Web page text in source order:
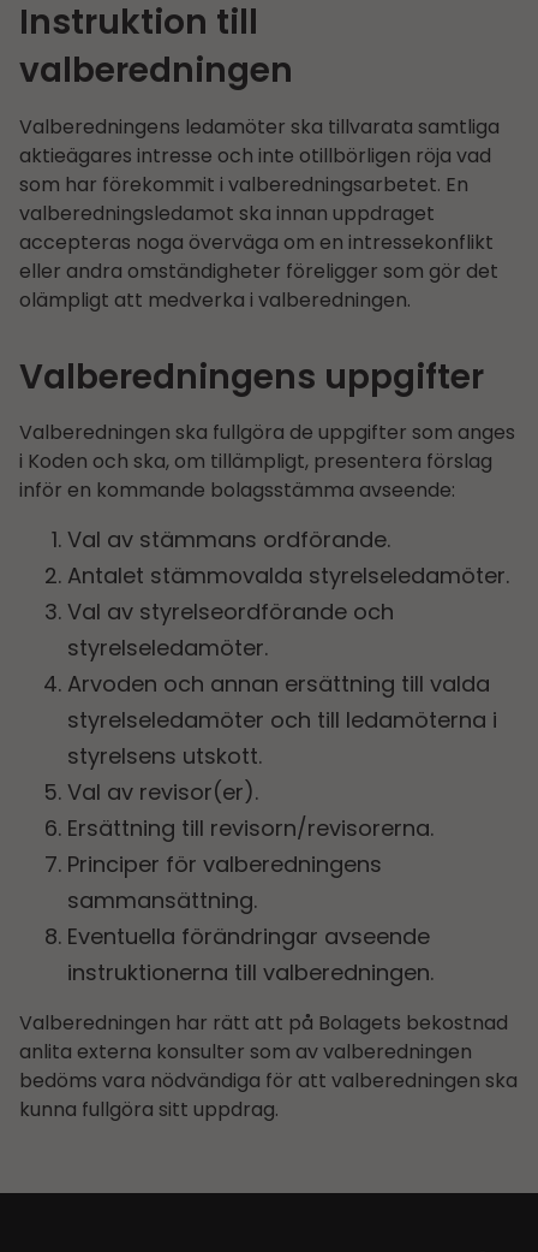
Instruktion till
valberedningen
Valberedningens ledamöter ska tillvarata samtliga
aktieägares intresse och inte otillbörligen röja vad
som har förekommit i valberedningsarbetet. En
valberedningsledamot ska innan uppdraget
accepteras noga överväga om en intressekonflikt
eller andra omständigheter föreligger som gör det
olämpligt att medverka i valberedningen.
Valberedningens uppgifter
Valberedningen ska fullgöra de uppgifter som anges
i Koden och ska, om tillämpligt, presentera förslag
inför en kommande bolagsstämma avseende:
Val av stämmans ordförande.
Antalet stämmovalda styrelseledamöter.
Val av styrelseordförande och
styrelseledamöter.
Arvoden och annan ersättning till valda
styrelseledamöter och till ledamöterna i
styrelsens utskott.
Val av revisor(er).
Ersättning till revisorn/revisorerna.
Principer för valberedningens
sammansättning.
Eventuella förändringar avseende
instruktionerna till valberedningen.
Valberedningen har rätt att på Bolagets bekostnad
anlita externa konsulter som av valberedningen
bedöms vara nödvändiga för att valberedningen ska
kunna fullgöra sitt uppdrag.